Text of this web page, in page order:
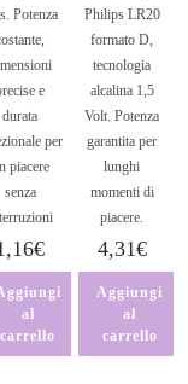
Potenza
e
durata
per
piacere
senza
€
al
carrello
Philips LR20
formato D,
tecnologia
alcalina 1,5
Volt. Potenza
garantita per
lunghi
momenti di
piacere.
4,31€
Aggiungi
al
carrello